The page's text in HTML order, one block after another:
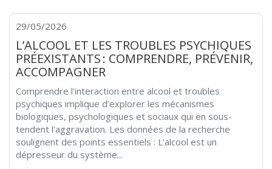
29/05/2026
L’ALCOOL ET LES TROUBLES PSYCHIQUES
PRÉEXISTANTS : COMPRENDRE, PRÉVENIR,
ACCOMPAGNER
Comprendre l'interaction entre alcool et troubles
psychiques implique d’explorer les mécanismes
biologiques, psychologiques et sociaux qui en sous-
tendent l'aggravation. Les données de la recherche
soulignent des points essentiels : L’alcool est un
dépresseur du système...